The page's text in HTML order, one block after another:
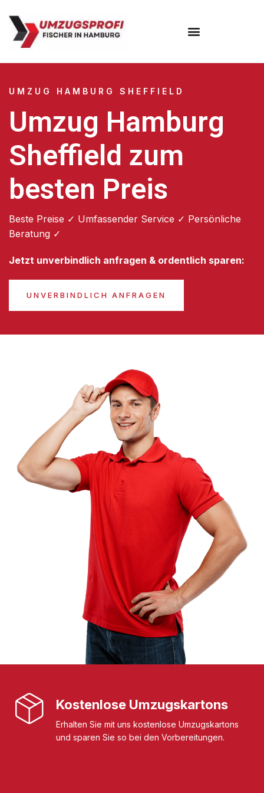
UMZUG HAMBURG SHEFFIELD
Umzug Hamburg
Sheffield zum
besten Preis
Beste Preise ✓ Umfassender Service ✓ Persönliche
Beratung ✓
Jetzt unverbindlich anfragen & ordentlich sparen:
UNVERBINDLICH ANFRAGEN
Kostenlose Umzugskartons
Erhalten Sie mit uns kostenlose Umzugskartons
und sparen Sie so bei den Vorbereitungen.